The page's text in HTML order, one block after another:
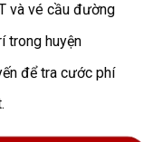
và vé cầu đường
trong huyện
để tra cước phí